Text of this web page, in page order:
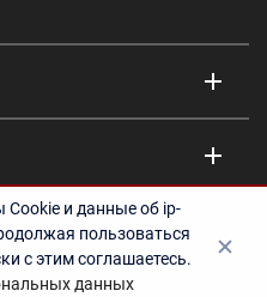
- дополнительное
Образовательная лицензия
Cookie и данные об ip-
пользоваться
с этим соглашаетесь.
данных